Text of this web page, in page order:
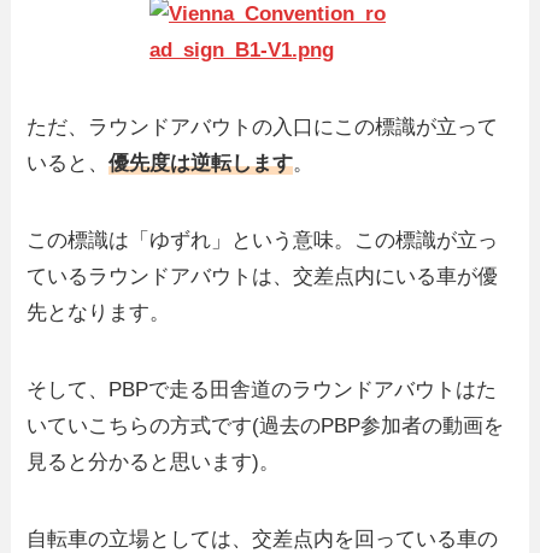
ただ、ラウンドアバウトの入口にこの標識が立って
いると、優先度は逆転します。
この標識は「ゆずれ」という意味。この標識が立っ
ているラウンドアバウトは、交差点内にいる車が優
先となります。
そして、PBPで走る田舎道のラウンドアバウトはた
いていこちらの方式です(過去のPBP参加者の動画を
見ると分かると思います)。
自転車の立場としては、交差点内を回っている車の